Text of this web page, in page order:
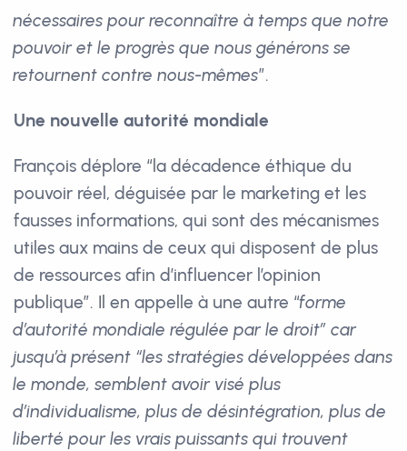
nécessaires pour reconnaître à temps que notre
pouvoir et le progrès que nous générons se
retournent contre nous-mêmes”.
Une nouvelle autorité mondiale
François déplore “la décadence éthique du
pouvoir réel, déguisée par le marketing et les
fausses informations, qui sont des mécanismes
utiles aux mains de ceux qui disposent de plus
de ressources afin d’influencer l’opinion
publique”. Il en appelle à une autre “forme
d’autorité mondiale régulée par le droit” car
jusqu’à présent “les stratégies développées dans
le monde, semblent avoir visé plus
d’individualisme, plus de désintégration, plus de
liberté pour les vrais puissants qui trouvent